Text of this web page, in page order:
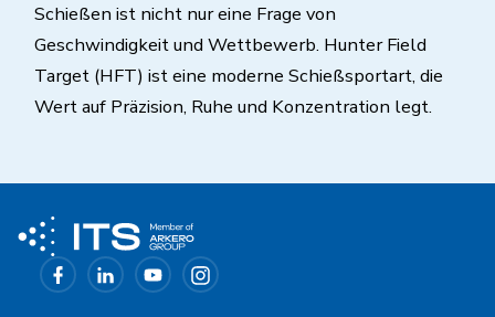
Schießen ist nicht nur eine Frage von
Geschwindigkeit und Wettbewerb. Hunter Field
Target (HFT) ist eine moderne Schießsportart, die
Wert auf Präzision, Ruhe und Konzentration legt.